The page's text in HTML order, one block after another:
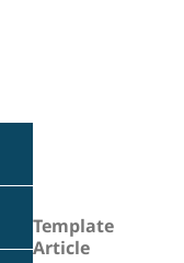
Template
Article